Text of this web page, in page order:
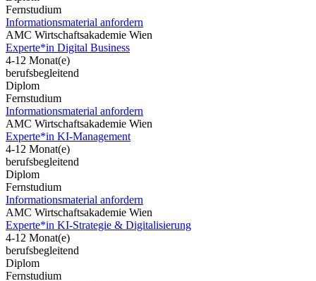
Fernstudium
Informationsmaterial anfordern
AMC Wirtschaftsakademie Wien
Experte*in Digital Business
4-12 Monat(e)
berufsbegleitend
Diplom
Fernstudium
Informationsmaterial anfordern
AMC Wirtschaftsakademie Wien
Experte*in KI-Management
4-12 Monat(e)
berufsbegleitend
Diplom
Fernstudium
Informationsmaterial anfordern
AMC Wirtschaftsakademie Wien
Experte*in KI-Strategie & Digitalisierung
4-12 Monat(e)
berufsbegleitend
Diplom
Fernstudium